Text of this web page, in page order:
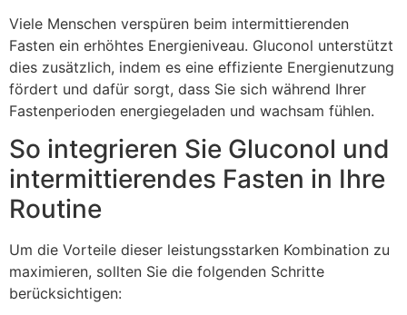
Viele Menschen verspüren beim intermittierenden
Fasten ein erhöhtes Energieniveau. Gluconol unterstützt
dies zusätzlich, indem es eine effiziente Energienutzung
fördert und dafür sorgt, dass Sie sich während Ihrer
Fastenperioden energiegeladen und wachsam fühlen.
So integrieren Sie Gluconol und
intermittierendes Fasten in Ihre
Routine
Um die Vorteile dieser leistungsstarken Kombination zu
maximieren, sollten Sie die folgenden Schritte
berücksichtigen: